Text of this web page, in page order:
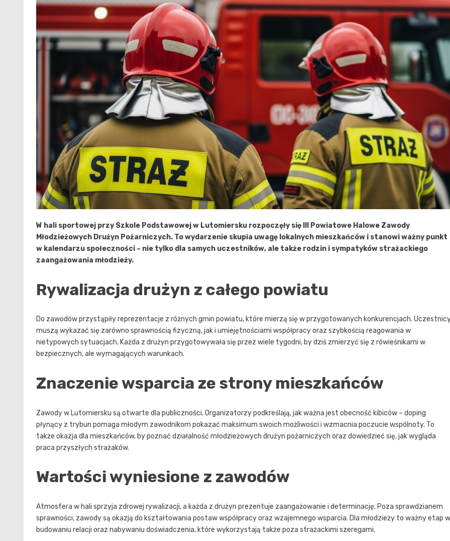
W hali sportowej przy Szkole Podstawowej w Lutomiersku rozpoczęły się III Powiatowe Halowe Zawody
Młodzieżowych Drużyn Pożarniczych. To wydarzenie skupia uwagę lokalnych mieszkańców i stanowi ważny punkt
w kalendarzu społeczności – nie tylko dla samych uczestników, ale także rodzin i sympatyków strażackiego
zaangażowania młodzieży.
Rywalizacja drużyn z całego powiatu
Do zawodów przystąpiły reprezentacje z różnych gmin powiatu, które mierzą się w przygotowanych konkurencjach.
muszą wykazać się zarówno sprawnością fizyczną, jak i umiejętnościami współpracy oraz szybkością reagowania w
nietypowych sytuacjach. Każda z drużyn przygotowywała się przez wiele tygodni, by dziś zmierzyć się z rówieśnikami w
bezpiecznych, ale wymagających warunkach.
Znaczenie wsparcia ze strony mieszkańców
Zawody w Lutomiersku są otwarte dla publiczności. Organizatorzy podkreślają, jak ważna jest obecność kibiców – doping
płynący z trybun pomaga młodym zawodnikom pokazać maksimum swoich możliwości i wzmacnia poczucie wspólnoty. To
także okazja dla mieszkańców, by poznać działalność młodzieżowych drużyn pożarniczych oraz dowiedzieć się, jak wygląda
praca przyszłych strażaków.
Wartości wyniesione z zawodów
Atmosfera w hali sprzyja zdrowej rywalizacji, a każda z drużyn prezentuje zaangażowanie i determinację. Poza sprawdzianem
sprawności, zawody są okazją do kształtowania postaw współpracy oraz wzajemnego wsparcia. Dla młodzieży to ważny etap w
budowaniu relacji oraz nabywaniu doświadczenia, które wykorzystają także poza strażackimi szeregami.